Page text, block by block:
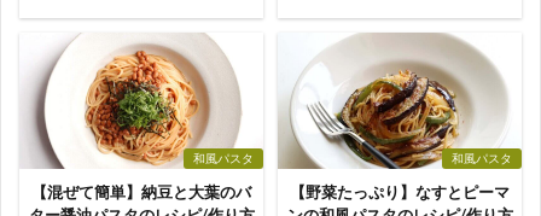
和風パスタ
【混ぜて簡単】納豆と大葉のバ
和風パスタ
【野菜たっぷり】なすとピーマ